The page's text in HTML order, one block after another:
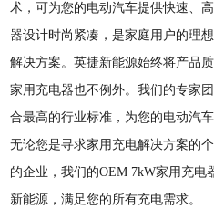
术，可为您的电动汽车提供快速、
器设计时尚紧凑，是家庭用户的理
解决方案。英捷新能源始终将产品
家用充电器也不例外。我们的专家
合最高的行业标准，为您的电动汽
无论您是寻求家用充电解决方案的
的企业，我们的OEM 7kW家用充电
新能源，满足您的所有充电需求。